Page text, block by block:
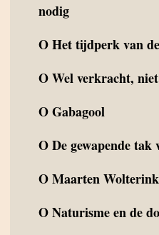
nodig
OHet tijdperk van
OWel verkracht,
OGabagool
ODe gewapende tak
OMaarten Wolterink
ONaturisme en de